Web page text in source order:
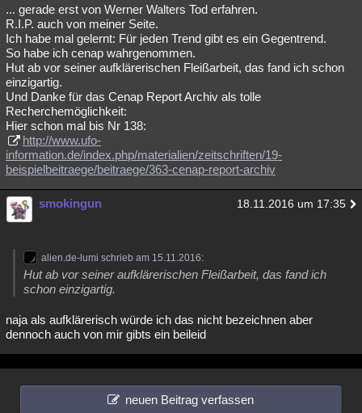
... gerade erst von Werner Walters Tod erfahren.
R.I.P. auch von meiner Seite.
Ich habe mal gelernt: Für jeden Trend gibt es ein Gegentrend.
So habe ich cenap wahrgenommen.
Hut ab vor seiner aufklärerischen Fleißarbeit, das fand ich schon
einzigartig.
Und Danke für das Cenap Report Archiv als tolle
Recherchemöglichkeit:
Hier schon mal bis Nr 138:
http://www.ufo-
information.de/index.php/materialien/zeitschriften/19-
beispielbeitraege/beitraege/363-cenap-report-archiv
smokingun 18.11.2016 um 17:35
alien.de-lumi schrieb am 15.11.2016:
Hut ab vor seiner aufklärerischen Fleißarbeit, das fand ich
schon einzigartig.
naja als aufklärerisch würde ich das nicht bezeichnen aber
dennoch auch von mir gibts ein beileid
neuen Beitrag verfassen